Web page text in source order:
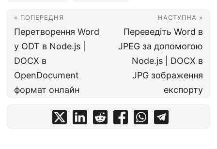
« ПОПЕРЕДНЯ
Перетворення Word
у ODT в Node.js |
DOCX в
OpenDocument
формат онлайн
НАСТУПНА »
Переведіть Word в
JPEG за допомогою
Node.js | DOCX в
JPG зображення
експорту